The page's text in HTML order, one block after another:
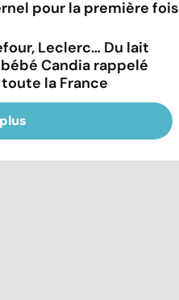
pour la première fois
Leclerc… Du lait
Candia rappelé
la France